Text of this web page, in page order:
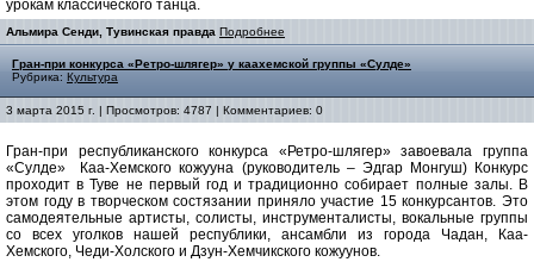
урокам классического танца.
Альмира Сенди, Тувинская правда Подробнее
Гран-при конкурса «Ретро-шлягер» у каахемской группы «Сулде»
Рубрика: Культура
3 марта 2015 г. | Просмотров: 4787 | Комментариев: 0
Гран-при республиканского конкурса «Ретро-шлягер» завоевала группа
«Сулде» Каа-Хемского кожууна (руководитель – Эдгар Монгуш) Конкурс
проходит в Туве не первый год и традиционно собирает полные залы. В
этом году в творческом состязании приняло участие 15 конкурсантов. Это
самодеятельные артисты, солисты, инструменталисты, вокальные группы
со всех уголков нашей республики, ансамбли из города Чадан, Каа-
Хемского, Чеди-Холского и Дзун-Хемчикского кожуунов.